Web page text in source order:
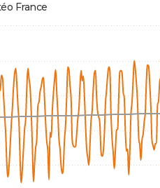
France